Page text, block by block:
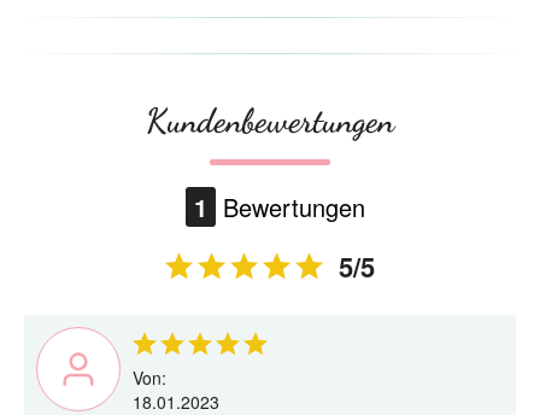
Kundenbewertungen
1 Bewertungen
5/5
Von:
18.01.2023